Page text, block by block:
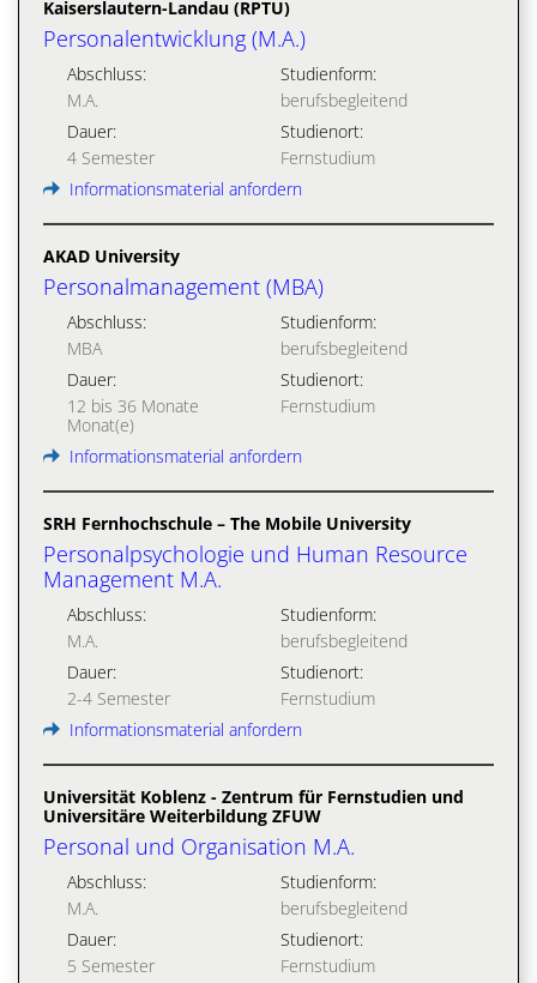
Kaiserslautern-Landau (RPTU)
Personalentwicklung (M.A.)
Abschluss:
M.A.
Studienform:
berufsbegleitend
Dauer:
4 Semester
Studienort:
Fernstudium
Informationsmaterial anfordern
AKAD University
Personalmanagement (MBA)
Abschluss:
MBA
Studienform:
berufsbegleitend
Dauer:
12 bis 36 Monate
Monat(e)
Studienort:
Fernstudium
Informationsmaterial anfordern
SRH Fernhochschule – The Mobile University
Personalpsychologie und Human Resource
Management M.A.
Abschluss:
M.A.
Studienform:
berufsbegleitend
Dauer:
2-4 Semester
Studienort:
Fernstudium
Informationsmaterial anfordern
Universität Koblenz - Zentrum für Fernstudien und
Universitäre Weiterbildung ZFUW
Personal und Organisation M.A.
Abschluss:
M.A.
Studienform:
berufsbegleitend
Dauer:
5 Semester
Studienort:
Fernstudium